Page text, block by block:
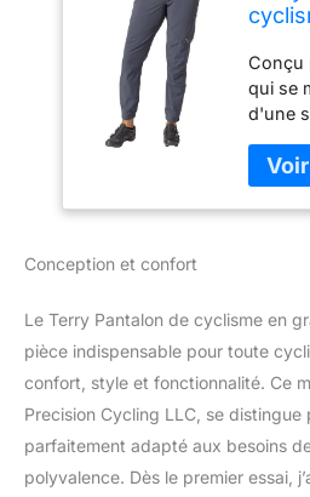
VTT,
Conçu
qui se
d'une
les
plus
aux
Conception et confort
Le Terry Pantalon de cyclisme en
pièce indispensable pour toute
confort, style et fonctionnalité. Ce
Precision Cycling LLC, se distingue
parfaitement adapté aux besoins
polyvalence. Dès le premier essai,